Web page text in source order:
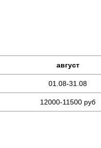
август
01.08-31.08
12000-11500 руб